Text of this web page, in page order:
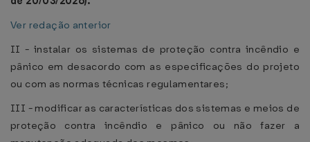
Ver redação anterior
II - instalar os sistemas de proteção contra incêndio e
pânico em desacordo com as especificações do projeto
ou com as normas técnicas regulamentares;
III - modificar as características dos sistemas e meios de
proteção contra incêndio e pânico ou não fazer a